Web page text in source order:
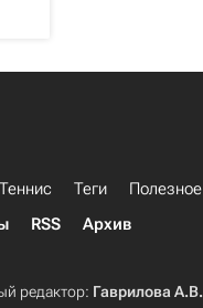
Теннис Теги
Полезное
RSS Архив
редактор: Гаврилова А.В.